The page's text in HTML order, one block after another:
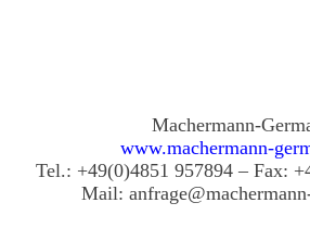
Machermann-
www.machermann-
Tel.: +49(0)4851 957894 – Fax:
Mail: